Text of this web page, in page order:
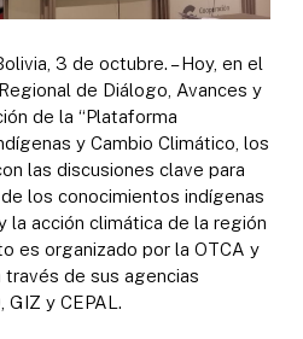
3 de octubre. – Hoy, en el
de Diálogo, Avances y
de la “Plataforma
y Cambio Climático, los
las discusiones clave para
los conocimientos indígenas
la acción climática de la región
es organizado por la OTCA y
través de sus agencias
GIZ y CEPAL.